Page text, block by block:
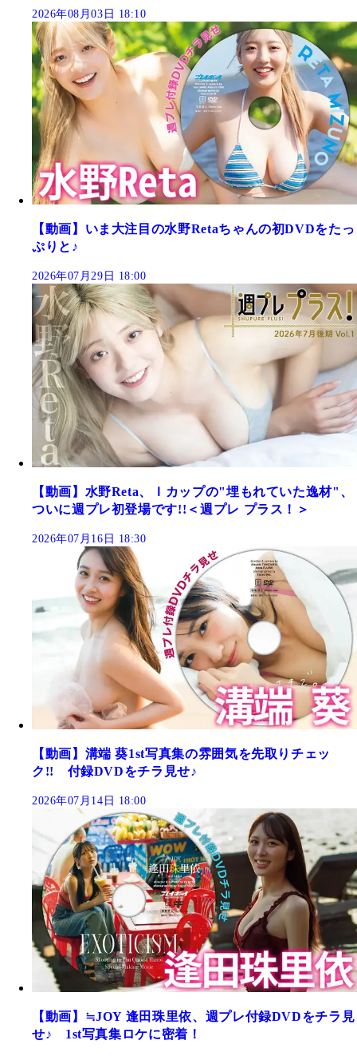
2026年08月03日 18:10
【動画】いま大注目の水野Retaちゃんの初DVDをたっ
ぷりと♪
2026年07月29日 18:00
【動画】水野Reta、Ｉカップの"埋もれていた逸材"、
ついに週プレ初登場です!!＜週プレ プラス！＞
2026年07月16日 18:30
【動画】溝端 葵1st写真集の雰囲気を先取りチェッ
ク!! 付録DVDをチラ見せ♪
2026年07月14日 18:00
【動画】≒JOY 逢田珠里依、週プレ付録DVDをチラ見
せ♪ 1st写真集ロケに密着！